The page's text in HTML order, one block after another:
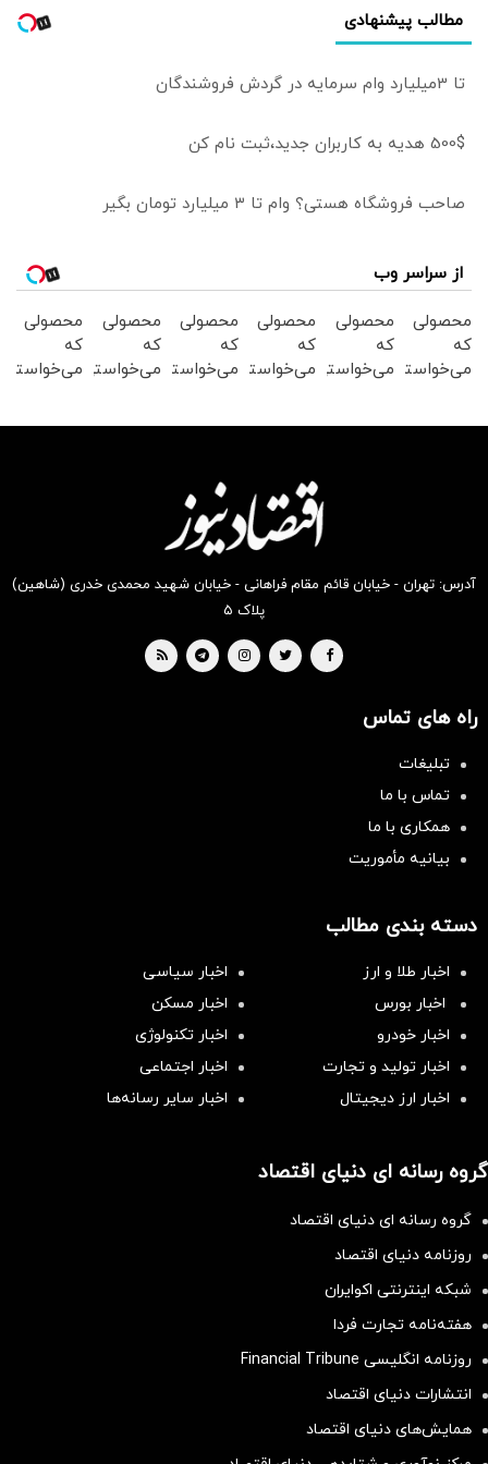
مطالب پیشنهادی
تا 3میلیارد وام سرمایه در گردش فروشندگان
500$ هدیه به کاربران جدید،ثبت نام کن
صاحب فروشگاه هستی؟ وام تا ۳ میلیارد تومان بگیر
از سراسر وب
محصولی
که
می‌خواستی
محصولی
که
می‌خواستی
محصولی
که
می‌خواستی
بخر !
محصولی
که
می‌خواستی
بخر !
محصولی
که
می‌خواستی
محصولی
که
می‌خواستی
آدرس: تهران - خیابان قائم مقام فراهانی - خیابان شهید محمدی خدری (شاهین)
پلاک ۵
راه های تماس
تبلیغات
تماس با ما
همکاری با ما
بیانیه مأموریت
دسته بندی مطالب
اخبار طلا و ارز
اخبار سیاسی
اخبار بورس
اخبار مسکن
اخبار خودرو
اخبار تکنولوژی
اخبار تولید و تجارت
اخبار اجتماعی
اخبار ارز دیجیتال
اخبار سایر رسانه‌‌ها
گروه رسانه ای دنیای اقتصاد
گروه رسانه ای دنیای اقتصاد
روزنامه دنیای اقتصاد
شبکه اینترنتی اکوایران
هفته‌نامه تجارت فردا
روزنامه انگلیسی Financial Tribune
انتشارات دنیای اقتصاد
همایش‌های دنیای اقتصاد